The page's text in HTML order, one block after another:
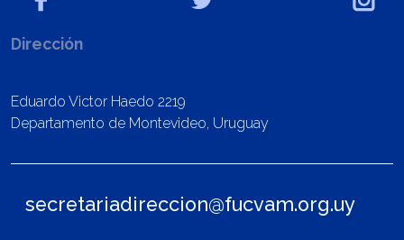
Dirección
Eduardo Victor Haedo 2219
Departamento de Montevideo, Uruguay
secretariadireccion@fucvam.org.uy